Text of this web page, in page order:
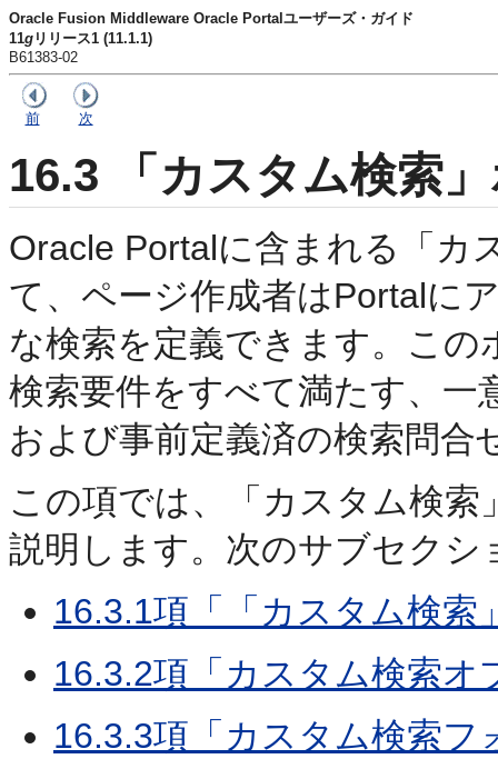
Oracle Fusion Middleware Oracle Portalユーザーズ・ガイド
11g リリース1 (11.1.1)
B61383-02
前 次
16.3 「カスタム検索
Oracle Portalに含まれる
「
て、ページ作成者はPortalに
な検索を定義できます。こ
検索要件をすべて満たす、一
および事前定義済の検索問合
この項では、「カスタム検
説明します。次のサブセクシ
16.3.1項「「カスタム検
16.3.2項「カスタム検索オ
16.3.3項「カスタム検索フ